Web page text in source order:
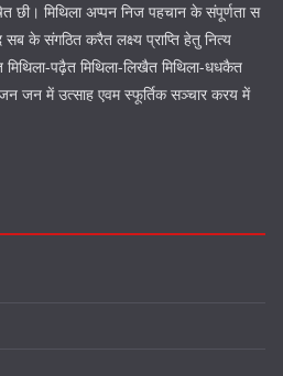
मिथिला अप्पन निज पहचान के संपूर्णता स
के संगठित करैत लक्ष्य प्राप्ति हेतु नित्य
पढ़ैत मिथिला-लिखैत मिथिला-धधकैत
जन जन में उत्साह एवम स्फूर्तिक सञ्चार करय में